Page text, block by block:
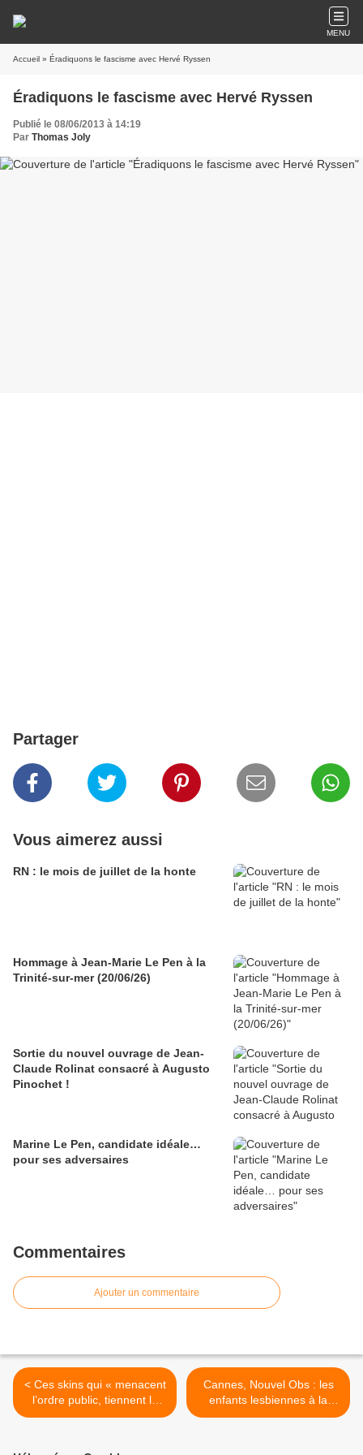
MENU
Accueil » Éradiquons le fascisme avec Hervé Ryssen
Éradiquons le fascisme avec Hervé Ryssen
Publié le 08/06/2013 à 14:19
Par Thomas Joly
Partager
Vous aimerez aussi
RN : le mois de juillet de la honte
Hommage à Jean-Marie Le Pen à la
Trinité-sur-mer (20/06/26)
Sortie du nouvel ouvrage de Jean-
Claude Rolinat consacré à Augusto
Pinochet !
Marine Le Pen, candidate idéale…
pour ses adversaires
Commentaires
Ajouter un commentaire
< Ces skins qui « menacent
l’ordre public, tiennent le
trafic de drogue, celui des
Cannes, Nouvel Obs : les
enfants lesbiennes à la
mode >